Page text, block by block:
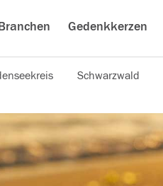
Gedenkkerzen
Schwarzwald